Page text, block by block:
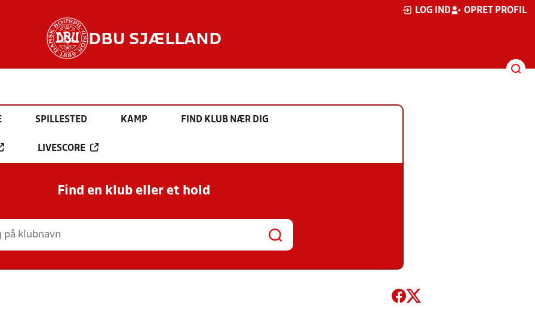
LOG IND OPRET PROFIL
DBU SJÆLLAND
SPILLESTED KAMP FIND KLUB NÆR DIG
LIVESCORE
Find en klub eller et hold